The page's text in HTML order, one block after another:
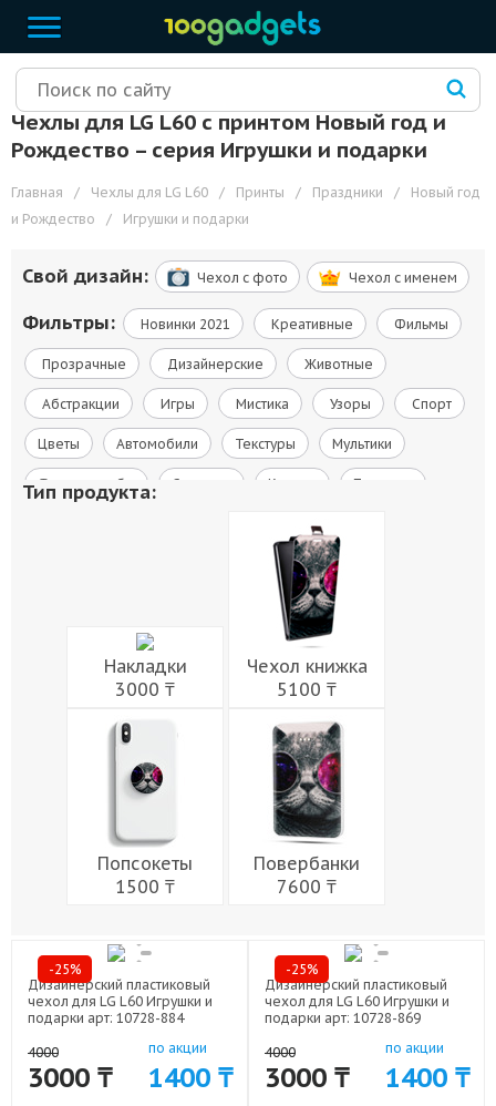
Чехлы для LG L60 с принтом Новый год и
Рождество – cерия Игрушки и подарки
Главная / Чехлы для LG L60 / Принты / Праздники /
Новый год
и Рождество
/ Игрушки и подарки
Свой дизайн: Чехол c фото Чехол c именем
Фильтры: Новинки 2021 Креативные Фильмы
Прозрачные Дизайнерские Животные
Абстракции Игры Мистика Узоры Спорт
Цветы Автомобили Текстуры Мультики
Флаги и гербы Сериалы Космос Природа
Мужчины
Праздники
Тип продукта:
Накладки
3000 ₸
Чехол книжка
5100 ₸
Попсокеты
1500 ₸
Повербанки
7600 ₸
-25%
Дизайнерский пластиковый
чехол для LG L60 Игрушки и
подарки арт: 10728-884
4000
3000 ₸
по акции
1400 ₸
-25%
Дизайнерский пластиковый
чехол для LG L60 Игрушки и
подарки арт: 10728-869
4000
3000 ₸
по акции
1400 ₸